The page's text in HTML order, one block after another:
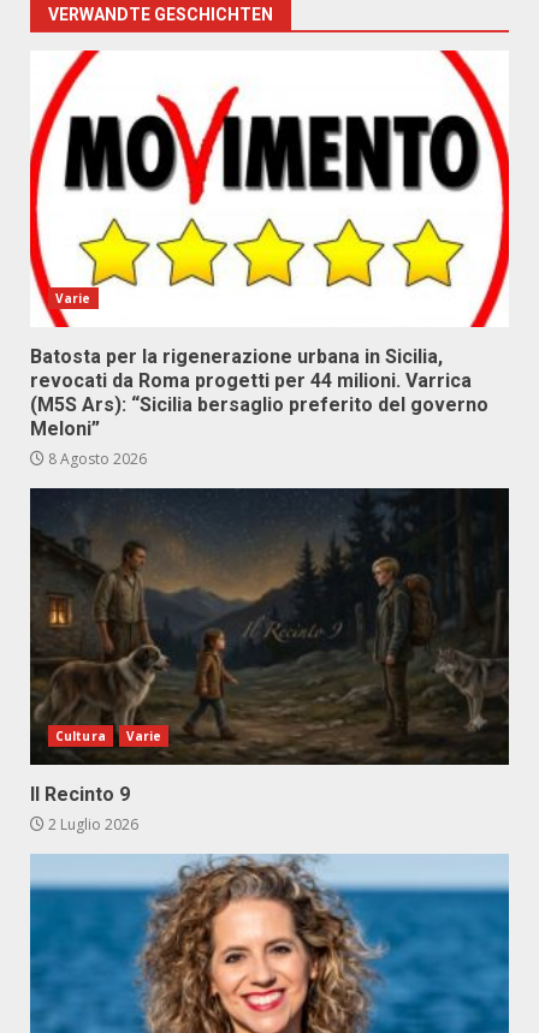
VERWANDTE GESCHICHTEN
Varie
Batosta per la rigenerazione urbana in Sicilia,
revocati da Roma progetti per 44 milioni. Varrica
(M5S Ars): “Sicilia bersaglio preferito del governo
Meloni”
8 Agosto 2026
Cultura Varie
Il Recinto 9
2 Luglio 2026